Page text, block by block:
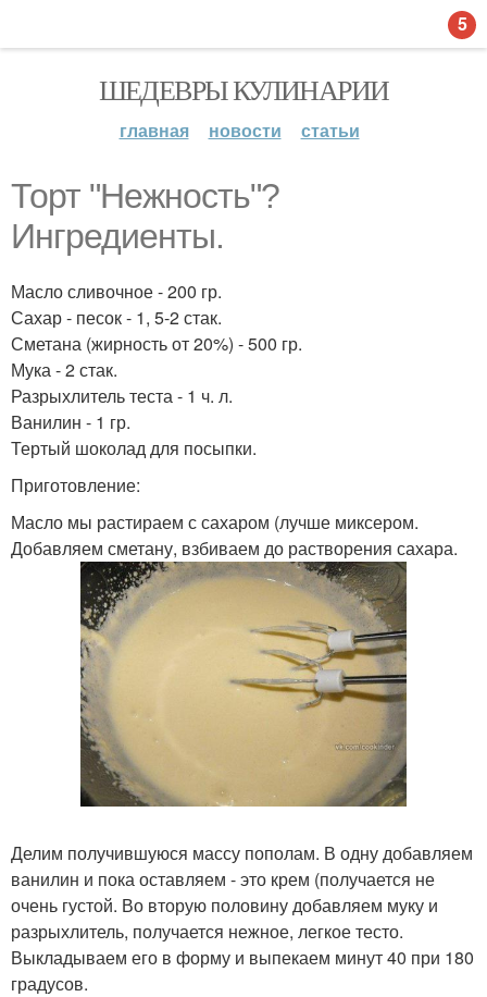
ШЕДЕВРЫ КУЛИНАРИИ
главная новости статьи
Торт "Нежность"?
Ингредиенты.
Масло сливочное - 200 гр.
Сахар - песок - 1, 5-2 стак.
Сметана (жирность от 20%) - 500 гр.
Мука - 2 стак.
Разрыхлитель теста - 1 ч. л.
Ванилин - 1 гр.
Тертый шоколад для посыпки.
Приготовление:
Масло мы растираем с сахаром (лучше миксером.
Добавляем сметану, взбиваем до растворения сахара.
Делим получившуюся массу пополам. В одну добавляем
ванилин и пока оставляем - это крем (получается не
очень густой. Во вторую половину добавляем муку и
разрыхлитель, получается нежное, легкое тесто.
Выкладываем его в форму и выпекаем минут 40 при 180
градусов.
5